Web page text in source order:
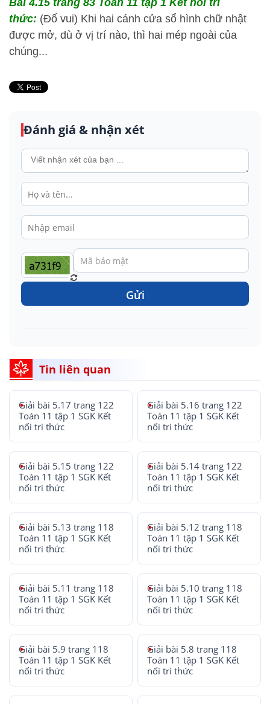
Bài 4.15 trang 83 Toán 11 tập 1 Kết nối tri
thức: (Đố vui) Khi hai cánh cửa sổ hình chữ nhật
được mở, dù ở vị trí nào, thì hai mép ngoài của
chúng...
Đánh giá & nhận xét
Gửi
Tin liên quan
Giải bài 5.17 trang 122
Toán 11 tập 1 SGK Kết
nối tri thức
Giải bài 5.16 trang 122
Toán 11 tập 1 SGK Kết
nối tri thức
Giải bài 5.15 trang 122
Toán 11 tập 1 SGK Kết
nối tri thức
Giải bài 5.14 trang 122
Toán 11 tập 1 SGK Kết
nối tri thức
Giải bài 5.13 trang 118
Toán 11 tập 1 SGK Kết
nối tri thức
Giải bài 5.12 trang 118
Toán 11 tập 1 SGK Kết
nối tri thức
Giải bài 5.11 trang 118
Toán 11 tập 1 SGK Kết
nối tri thức
Giải bài 5.10 trang 118
Toán 11 tập 1 SGK Kết
nối tri thức
Giải bài 5.9 trang 118
Toán 11 tập 1 SGK Kết
nối tri thức
Giải bài 5.8 trang 118
Toán 11 tập 1 SGK Kết
nối tri thức